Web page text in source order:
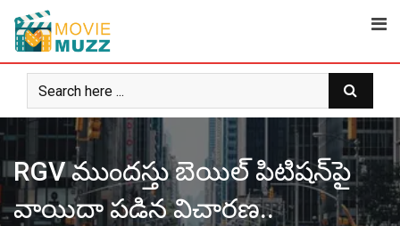
content
RGV ముందస్తు బెయిల్‌ పిటిషన్‌పై
వాయిదా పడిన విచారణ..